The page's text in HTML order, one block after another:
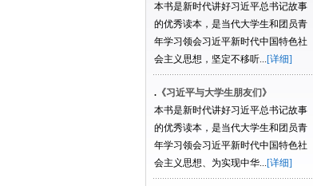
本书是新时代讲好习近平总书记故事
的优秀读本，是当代大学生和团员青
年学习领会习近平新时代中国特色社
会主义思想，坚定不移听...[详细]
. 《习近平与大学生朋友们》
本书是新时代讲好习近平总书记故事
的优秀读本，是当代大学生和团员青
年学习领会习近平新时代中国特色社
会主义思想、为实现中华...[详细]